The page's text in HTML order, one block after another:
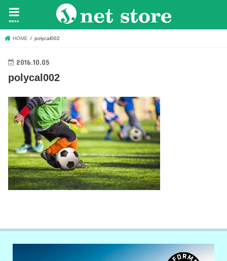
menu
HOME polycal002
2016.10.05
polycal002